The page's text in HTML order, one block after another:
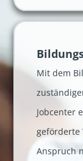
Mit dem
Jobcenter
geförderte
Anspruch